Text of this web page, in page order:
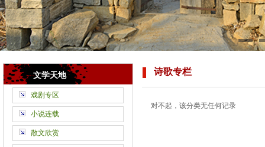
文学天地
戏剧专区
小说连载
散文欣赏
诗歌专栏
对不起，该分类无任何记录